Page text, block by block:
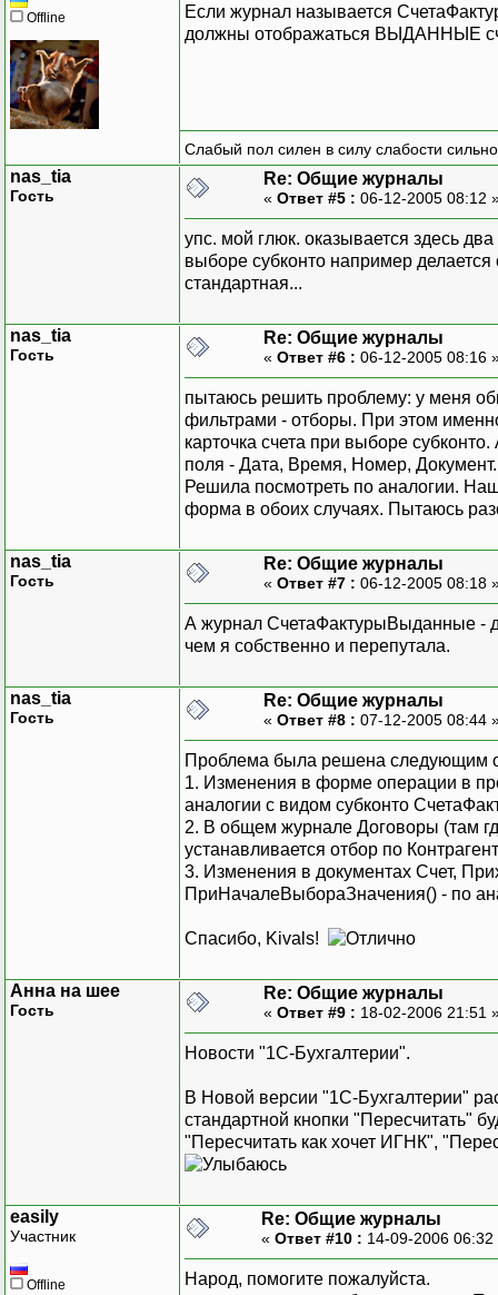
Offline
Если журнал называется
должны отображаться ВЫДАННЫЕ
Слабый пол силен в силу слабости
nas_tia
Гость
Re: Общие журналы
« Ответ #5 : 06-12-2005 08:12
упс. мой глюк. оказывается здесь
выборе субконто например
стандартная...
nas_tia
Гость
Re: Общие журналы
« Ответ #6 : 06-12-2005 08:16
пытаюсь решить проблему: у меня
фильтрами - отборы. При этом
карточка счета при выборе
поля - Дата, Время, Номер,
Решила посмотреть по аналогии.
форма в обоих случаях. Пытаюсь
nas_tia
Гость
Re: Общие журналы
« Ответ #7 : 06-12-2005 08:18
А журнал СчетаФактурыВыданные -
чем я собственно и перепутала.
nas_tia
Гость
Re: Общие журналы
« Ответ #8 : 07-12-2005 08:44
Проблема была решена следующим
1. Изменения в форме операции в
аналогии с видом субконто
2. В общем журнале Договоры (там
устанавливается отбор по
3. Изменения в документах Счет,
ПриНачалеВыбораЗначения() - по
Спасибо, Kivals!
Анна на шее
Гость
Re: Общие журналы
« Ответ #9 : 18-02-2006 21:51
Новости "1С-Бухгалтерии".
В Новой версии "1С-Бухгалтерии"
стандартной кнопки "Пересчитать"
"Пересчитать как хочет ИГНК",
easily
Участник
Offline
Re: Общие журналы
« Ответ #10 : 14-09-2006
Народ, помогите пожалуйста.